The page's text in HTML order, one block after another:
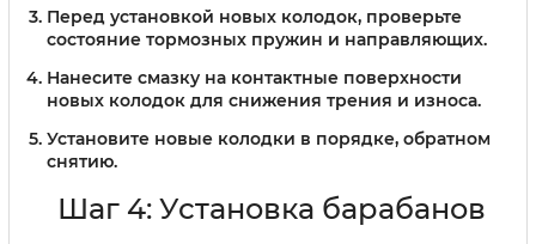
Перед установкой новых колодок, проверьте
состояние тормозных пружин и направляющих.
Нанесите смазку на контактные поверхности
новых колодок для снижения трения и износа.
Установите новые колодки в порядке, обратном
снятию.
Шаг 4: Установка барабанов